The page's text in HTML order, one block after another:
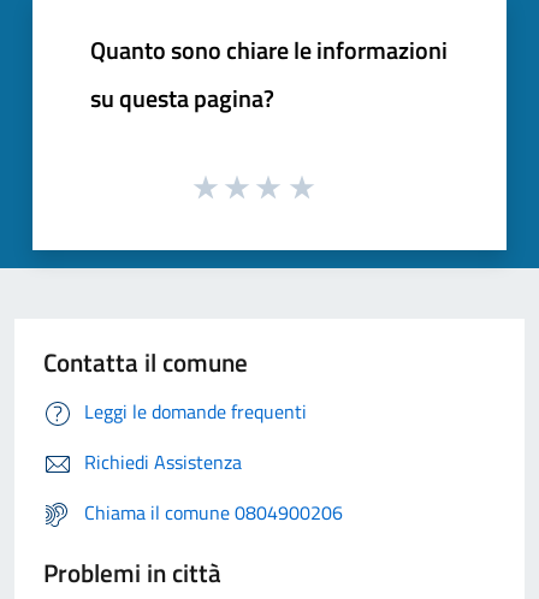
Quanto sono chiare le informazioni
su questa pagina?
Contatta il comune
Leggi le domande frequenti
Richiedi Assistenza
Chiama il comune 0804900206
Problemi in città